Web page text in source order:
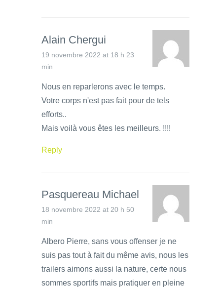
Alain Chergui
19 novembre 2022 at 18 h 23
min
Nous en reparlerons avec le temps.
Votre corps n'est pas fait pour de tels
efforts..
Mais voilà vous êtes les meilleurs. !!!!
Reply
Pasquereau Michael
18 novembre 2022 at 20 h 50
min
Albero Pierre, sans vous offenser je ne
suis pas tout à fait du même avis, nous les
trailers aimons aussi la nature, certe nous
sommes sportifs mais pratiquer en pleine